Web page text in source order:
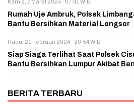
Kamis, 7 Maret 2024 - 07:41 WIB
Rumah Uje Ambruk, Polsek
Bantu Bersihkan Material Longsor
Rabu, 21 Februari 2024 - 20:54 WIB
Siap Siaga Terlihat Saat Polsek
Bantu Bersihkan Lumpur Akibat
BERITA TERBARU